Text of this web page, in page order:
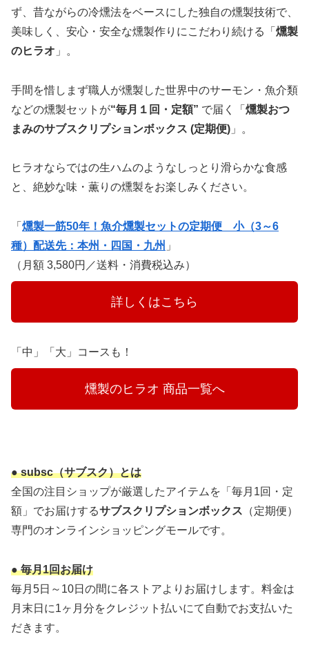
ず、昔ながらの冷燻法をベースにした独自の燻製技術で、
美味しく、安心・安全な燻製作りにこだわり続ける「 燻製
のヒラオ 」。
手間を惜しまず職人が燻製した世界中のサーモン・魚介類
などの燻製セットが“毎月１回・定額” で届く「 燻製おつ
まみのサブスクリプションボックス (定期便) 」。
ヒラオならではの生ハムのようなしっとり滑らかな食感
と、絶妙な味・薫りの燻製をお楽しみください。
「 燻製一筋50年！魚介燻製セットの定期便 小（3～6
種）配送先：本州・四国・九州 」
（月額 3,580円／送料・消費税込み）
詳しくはこちら
「中」「大」コースも！
燻製のヒラオ 商品一覧へ
● subsc（サブスク）とは
全国の注目ショップが厳選したアイテムを「毎月1回・定
額」でお届けするサブスクリプションボックス （定期便）
専門のオンラインショッピングモールです。
● 毎月1回お届け
毎月5日～10日の間に各ストアよりお届けします。料金は
月末日に1ヶ月分をクレジット払いにて自動でお支払いた
だきます。